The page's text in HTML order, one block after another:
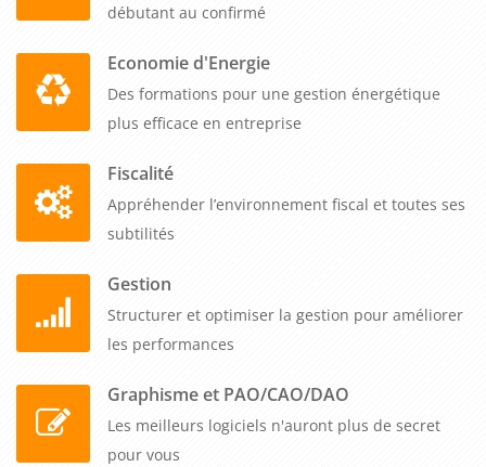
débutant au confirmé
Economie d'Energie
Des formations pour une gestion énergétique
plus efficace en entreprise
Fiscalité
Appréhender l’environnement fiscal et toutes ses
subtilités
Gestion
Structurer et optimiser la gestion pour améliorer
les performances
Graphisme et PAO/CAO/DAO
Les meilleurs logiciels n'auront plus de secret
pour vous